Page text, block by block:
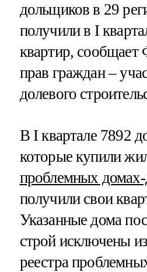
дольщиков в 29
получили в I
квартир,
прав граждан –
долевого
В I квартале 7892
которые купили
проблемных домах-
получили свои
Указанные дома
строй исключены
реестра